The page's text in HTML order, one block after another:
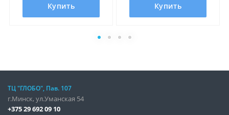
Купить Купить
ТЦ "ГЛОБО", Пав. 107
г.Минск, ул.Уманская 54
+375 29 692 09 10